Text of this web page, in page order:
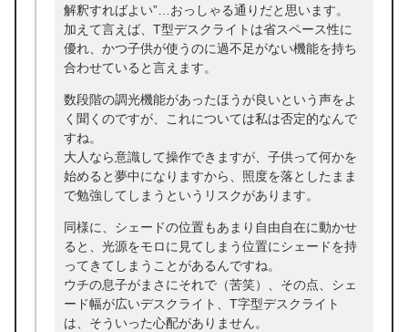
解釈すればよい”…おっしゃる通りだと思います。
加えて言えば、T型デスクライトは省スペース性に
優れ、かつ子供が使うのに過不足がない機能を持ち
合わせていると言えます。
数段階の調光機能があったほうが良いという声をよ
く聞くのですが、これについては私は否定的なんで
すね。
大人なら意識して操作できますが、子供って何かを
始めると夢中になりますから、照度を落としたまま
で勉強してしまうというリスクがあります。
同様に、シェードの位置もあまり自由自在に動かせ
ると、光源をモロに見てしまう位置にシェードを持
ってきてしまうことがあるんですね。
ウチの息子がまさにそれで（苦笑）、その点、シェ
ード幅が広いデスクライト、T字型デスクライト
は、そういった心配がありません。